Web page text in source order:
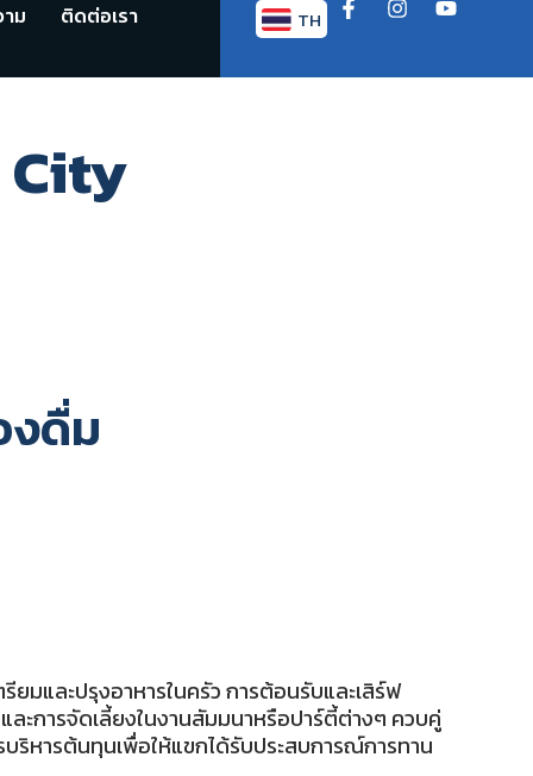
ม ติดต่อเรา TH
EN
City
งดื่ม
มและปรุงอาหารในครัว การต้อนรับและเสิร์ฟ
ะการจัดเลี้ยงในงานสัมมนาหรือปาร์ตี้ต่างๆ ควบคู่
หารต้นทุนเพื่อให้แขกได้รับประสบการณ์การทาน